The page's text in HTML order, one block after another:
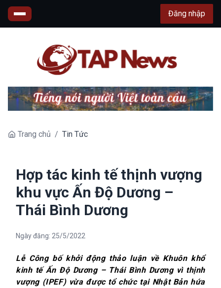
Đăng nhập
Trang chủ / Tin Tức
Hợp tác kinh tế thịnh vượng
khu vực Ấn Độ Dương –
Thái Bình Dương
Ngày đăng: 25/5/2022
Lễ Công bố khởi động thảo luận về Khuôn khổ
kinh tế Ấn Độ Dương – Thái Bình Dương vì thịnh
vượng (IPEF) vừa được tổ chức tại Nhật Bản hứa